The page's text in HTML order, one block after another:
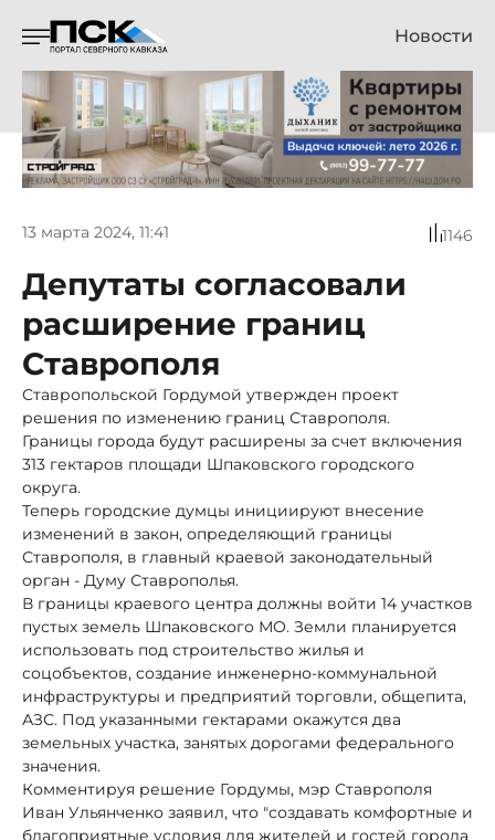
Новости
13 марта 2024, 11:41 1146
Депутаты согласовали
расширение границ
Ставрополя
Ставропольской Гордумой утвержден проект
решения по изменению границ Ставрополя.
Границы города будут расширены за счет включения
313 гектаров площади Шпаковского городского
округа.
Теперь городские думцы инициируют внесение
изменений в закон, определяющий границы
Ставрополя, в главный краевой законодательный
орган - Думу Ставрополья.
В границы краевого центра должны войти 14 участков
пустых земель Шпаковского МО. Земли планируется
использовать под строительство жилья и
соцобъектов, создание инженерно-коммунальной
инфраструктуры и предприятий торговли, общепита,
АЗС. Под указанными гектарами окажутся два
земельных участка, занятых дорогами федерального
значения.
Комментируя решение Гордумы, мэр Ставрополя
Иван Ульянченко заявил, что "создавать комфортные и
благоприятные условия для жителей и гостей города